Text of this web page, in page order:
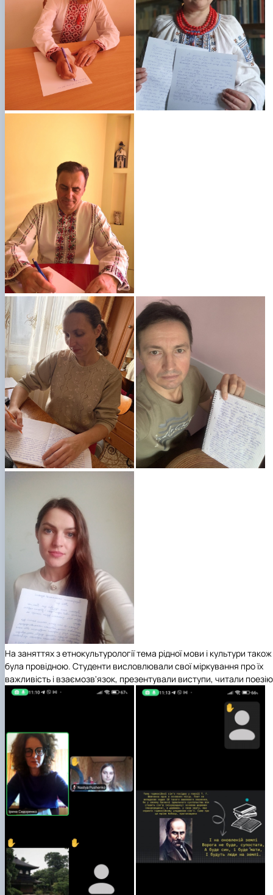
На заняттях з етнокультурології тема рідної мови і культури також
була провідною. Студенти висловлювали свої міркування про їх
важливість і взаємозв'язок, презентували виступи, читали